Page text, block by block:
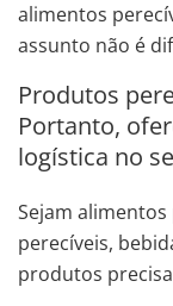
alimentos
assunto não é
Produtos
Portanto,
logística no
Sejam
perecíveis,
produtos